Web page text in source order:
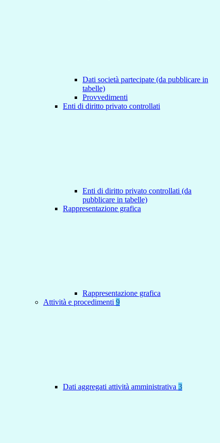
Dati società partecipate (da pubblicare in
tabelle)
Provvedimenti
Enti di diritto privato controllati
Enti di diritto privato controllati (da
pubblicare in tabelle)
Rappresentazione grafica
Rappresentazione grafica
Attività e procedimenti 9
Dati aggregati attività amministrativa 3